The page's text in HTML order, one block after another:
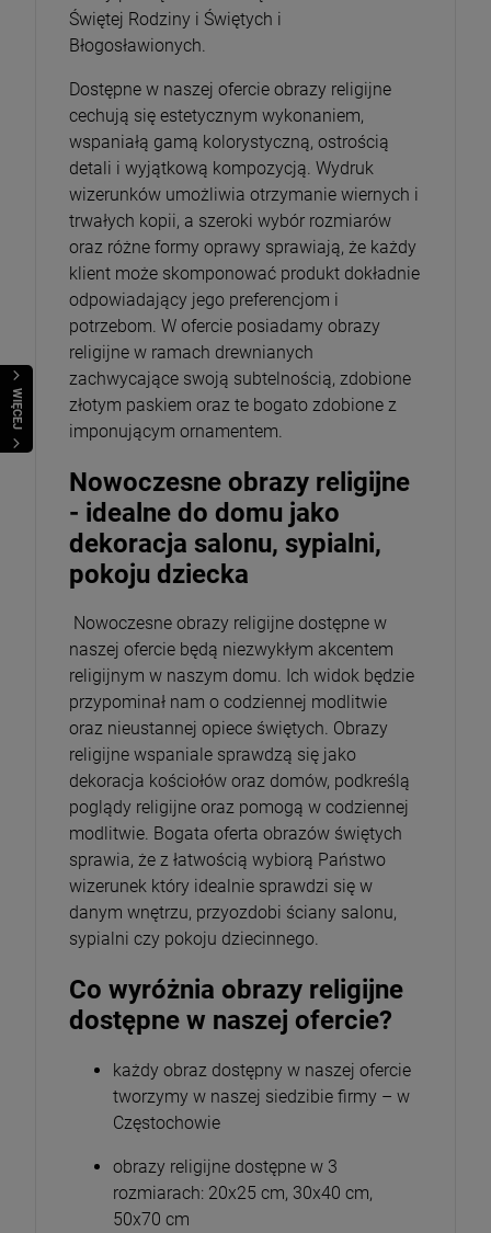
WIĘCEJ
Świętej Rodziny i Świętych i
Błogosławionych.
Dostępne w naszej ofercie obrazy religijne
cechują się estetycznym wykonaniem,
wspaniałą gamą kolorystyczną, ostrością
detali i wyjątkową kompozycją. Wydruk
wizerunków umożliwia otrzymanie wiernych i
trwałych kopii, a szeroki wybór rozmiarów
oraz różne formy oprawy sprawiają, że każdy
klient może skomponować produkt dokładnie
odpowiadający jego preferencjom i
potrzebom. W ofercie posiadamy obrazy
religijne w ramach drewnianych
zachwycające swoją subtelnością, zdobione
złotym paskiem oraz te bogato zdobione z
imponującym ornamentem.
Nowoczesne obrazy religijne
- idealne do domu jako
dekoracja salonu, sypialni,
pokoju dziecka
Nowoczesne obrazy religijne dostępne w
naszej ofercie będą niezwykłym akcentem
religijnym w naszym domu. Ich widok będzie
przypominał nam o codziennej modlitwie
oraz nieustannej opiece świętych. Obrazy
religijne wspaniale sprawdzą się jako
dekoracja kościołów oraz domów, podkreślą
poglądy religijne oraz pomogą w codziennej
modlitwie. Bogata oferta obrazów świętych
sprawia, że z łatwością wybiorą Państwo
wizerunek który idealnie sprawdzi się w
danym wnętrzu, przyozdobi ściany salonu,
sypialni czy pokoju dziecinnego.
Co wyróżnia obrazy religijne
dostępne w naszej ofercie?
każdy obraz dostępny w naszej ofercie
tworzymy w naszej siedzibie firmy – w
Częstochowie
obrazy religijne dostępne w 3
rozmiarach: 20x25 cm, 30x40 cm,
50x70 cm